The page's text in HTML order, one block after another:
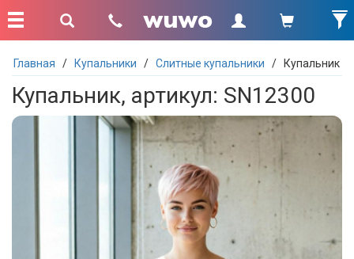
Главная / Купальники / Слитные купальники / Купальник
Купальник, артикул: SN12300